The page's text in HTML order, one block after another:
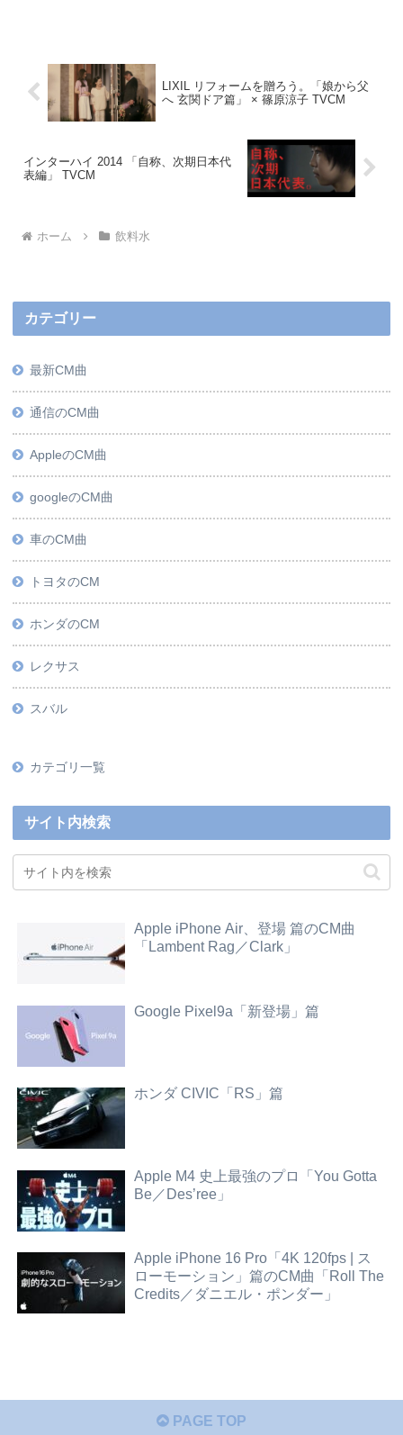
LIXIL リフォームを贈ろう。「娘から父
へ 玄関ドア篇」 × 篠原涼子 TVCM
インターハイ 2014 「自称、次期日本代
表編」 TVCM
ホーム 飲料水
カテゴリー
最新CM曲
通信のCM曲
AppleのCM曲
googleのCM曲
車のCM曲
トヨタのCM
ホンダのCM
レクサス
スバル
カテゴリ一覧
サイト内検索
Apple iPhone Air、登場 篇のCM曲
「Lambent Rag／Clark」
Google Pixel9a「新登場」篇
ホンダ CIVIC「RS」篇
Apple M4 史上最強のプロ「You Gotta
Be／Des’ree」
Apple iPhone 16 Pro「4K 120fps | ス
ローモーション」篇のCM曲「Roll The
Credits／ダニエル・ポンダー」
PAGE TOP